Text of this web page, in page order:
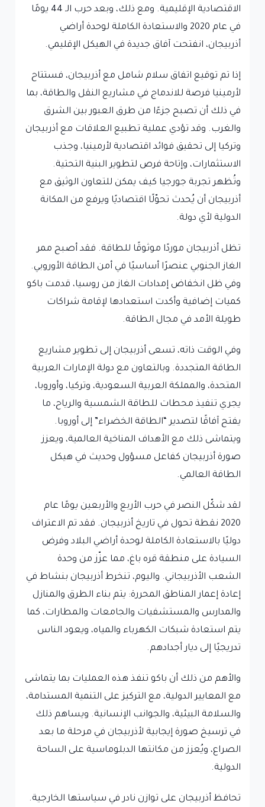
الاقتصادية الإقليمية. ومع ذلك، وبعد حرب الـ 44 يومًا
في عام 2020 والاستعادة الكاملة لوحدة أراضي
أذربيجان، انفتحت آفاق جديدة في الهيكل الإقليمي.
إذا تم توقيع اتفاق سلام شامل مع أذربيجان، فستتاح
لأرمينيا فرصة للاندماج في مشاريع النقل والطاقة، بما
في ذلك أن تصبح جزءًا من طرق العبور بين الشرق
والغرب. وقد تؤدي عملية تطبيع العلاقات مع أذربيجان
وتركيا إلى تحقيق فوائد اقتصادية لأرمينيا، وجذب
الاستثمارات، وإتاحة فرص لتطوير البنية التحتية.
وتُظهر تجربة جورجيا كيف يمكن للتعاون الوثيق مع
أذربيجان أن يُحدث تحوّلًا اقتصاديًا ويرفع من المكانة
الدولية لأي دولة.
تظل أذربيجان موردًا موثوقًا للطاقة. فقد أصبح ممر
الغاز الجنوبي عنصرًا أساسيًا في أمن الطاقة الأوروبي.
وفي ظل انخفاض إمدادات الغاز من روسيا، قدمت باكو
كميات إضافية وأكدت استعدادها لإقامة شراكات
طويلة الأمد في مجال الطاقة.
وفي الوقت ذاته، تسعى أذربيجان إلى تطوير مشاريع
الطاقة المتجددة. وبالتعاون مع دولة الإمارات العربية
المتحدة، والمملكة العربية السعودية، وتركيا، وأوروبا،
يجري تنفيذ محطات للطاقة الشمسية والرياح، ما
يفتح آفاقًا لتصدير “الطاقة الخضراء” إلى أوروبا.
ويتماشى ذلك مع الأهداف المناخية العالمية، ويعزز
صورة أذربيجان كفاعل مسؤول وحديث في هيكل
الطاقة العالمي.
لقد شكّل النصر في حرب الأربع والأربعين يومًا عام
2020 نقطة تحول في تاريخ أذربيجان. فقد تم الاعتراف
دوليًا بالاستعادة الكاملة لوحدة أراضي البلاد وفرض
السيادة على منطقة قره باغ، مما عزّز من وحدة
الشعب الأذربيجاني. واليوم، تنخرط أذربيجان بنشاط في
إعادة إعمار المناطق المحررة: يتم بناء الطرق والمنازل
والمدارس والمستشفيات والجامعات والمطارات، كما
يتم استعادة شبكات الكهرباء والمياه، ويعود الناس
تدريجيًا إلى ديار أجدادهم.
والأهم من ذلك أن باكو تنفذ هذه العمليات بما يتماشى
مع المعايير الدولية، مع التركيز على التنمية المستدامة،
والسلامة البيئية، والجوانب الإنسانية. ويساهم ذلك
في ترسيخ صورة إيجابية لأذربيجان في مرحلة ما بعد
الصراع، ويُعزز من مكانتها الدبلوماسية على الساحة
الدولية.
تحافظ أذربيجان على توازن نادر في سياستها الخارجية.